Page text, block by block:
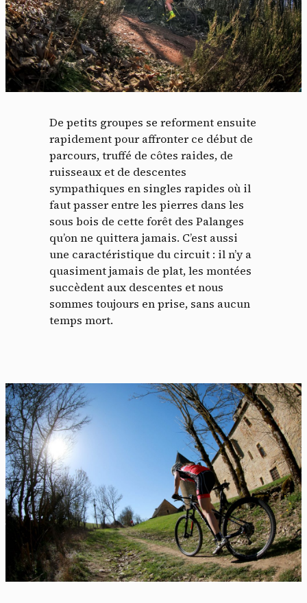
De petits groupes se reforment ensuite
rapidement pour affronter ce début de
parcours, truffé de côtes raides, de
ruisseaux et de descentes
sympathiques en singles rapides où il
faut passer entre les pierres dans les
sous bois de cette forêt des Palanges
qu’on ne quittera jamais. C’est aussi
une caractéristique du circuit : il n’y a
quasiment jamais de plat, les montées
succèdent aux descentes et nous
sommes toujours en prise, sans aucun
temps mort.